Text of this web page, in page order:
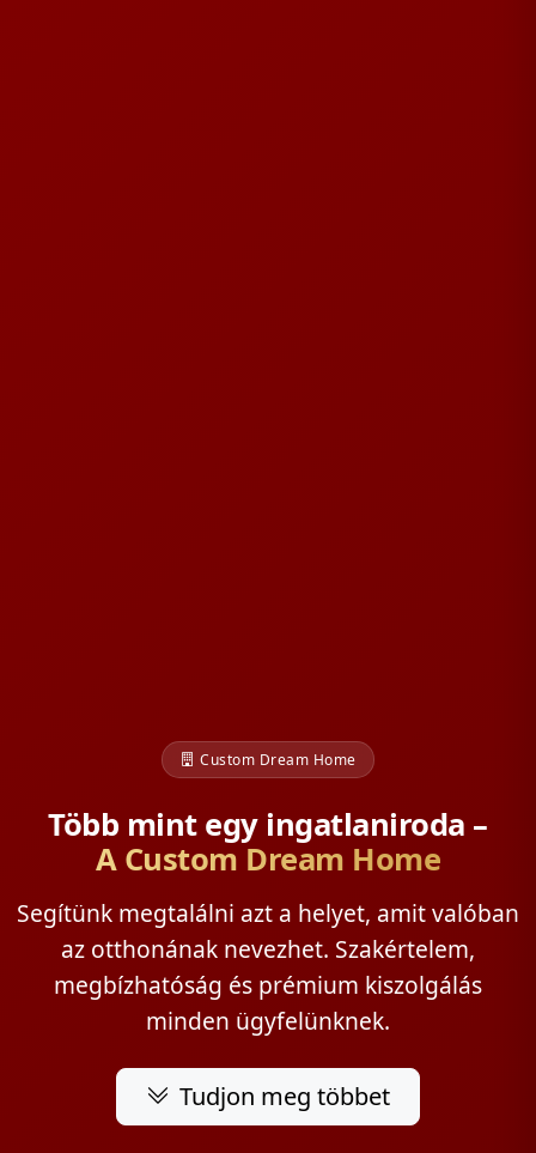
Custom Dream Home
Több mint egy ingatlaniroda –
A Custom Dream Home
Segítünk megtalálni azt a helyet, amit valóban
az otthonának nevezhet. Szakértelem,
megbízhatóság és prémium kiszolgálás
minden ügyfelünknek.
Tudjon meg többet